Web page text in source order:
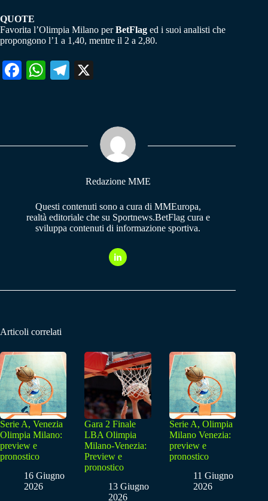
QUOTE
Favorita l’Olimpia Milano perBetFlag ed i suoi analisti che
propongono l’1 a 1,40, mentre il 2 a 2,80.
Fa W
pp
Te
m
Redazione MME
Questi contenuti sono a cura di MMEuropa,
realtà editoriale che su Sportnews.BetFlag cura e
sviluppa contenuti di informazione sportiva.
Articoli correlati
Serie A, Venezia
Olimpia Milano:
preview e
pronostico
16 Giugno
2026
Gara 2 Finale
LBA Olimpia
Milano-Venezia:
Preview e
pronostico
13 Giugno
2026
Serie A, Olimpia
Milano Venezia:
preview e
pronostico
11 Giugno
2026